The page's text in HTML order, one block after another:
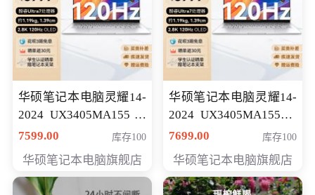
华硕笔记本电脑灵耀14-
2024 UX3405MA155冰
川银 oled 智慧轻薄本 会
7599.00 库存100
华硕笔记本电脑旗舰店
华硕笔记本电脑灵耀14-
2024 UX3405MA155夜
空蓝 oled 智慧轻薄本 会
7699.00 库存100
华硕笔记本电脑旗舰店